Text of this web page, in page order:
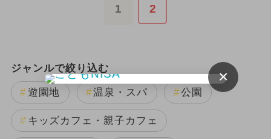
1 2
ジャンルで絞り込む
遊園地 温泉・スパ 公園
キッズカフェ・親子カフェ
×